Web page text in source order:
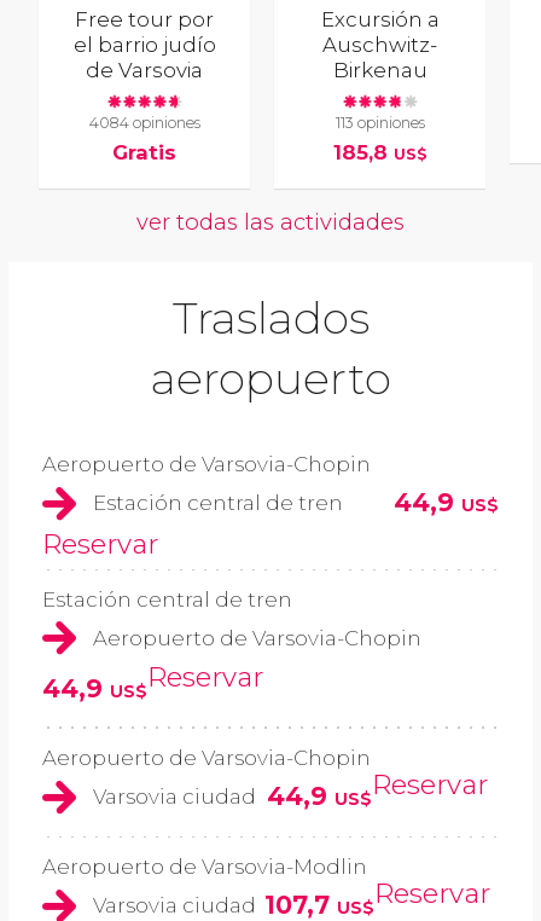
Free tour por
el barrio judío
de Varsovia
4084 opiniones
Gratis
Excursión a
Auschwitz-
Birkenau
113 opiniones
185,8 US$
ver todas las actividades
Traslados
aeropuerto
Aeropuerto de Varsovia-Chopin
Estación central de tren
44,9 US$
Reservar
Estación central de tren
Aeropuerto de Varsovia-Chopin
44,9 US$Reservar
Aeropuerto de Varsovia-Chopin
Varsovia ciudad 44,9 US$Reservar
Aeropuerto de Varsovia-Modlin
Varsovia ciudad 107,7 US$Reservar